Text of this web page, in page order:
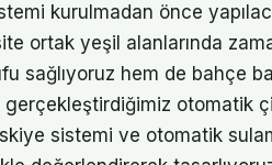
kurulmadan önce
ortak yeşil alanlarında
sağlıyoruz hem de bahçe
gerçekleştirdiğimiz otomatik
sistemi ve otomatik